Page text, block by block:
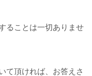
ることは一切ありませ
て頂ければ、お答えさ